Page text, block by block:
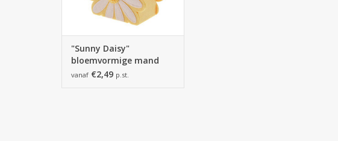
"Sunny Daisy"
bloemvormige mand
vanaf €2,49 p.st.